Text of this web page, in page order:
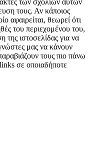
τους. Αν κάποιος
αφαιρείται, θεωρεί ότι
του περιεχομένου του,
της ιστοσελίδας για να
μας να κάνουν
τους πιο πάνω
σε οποιαδήποτε